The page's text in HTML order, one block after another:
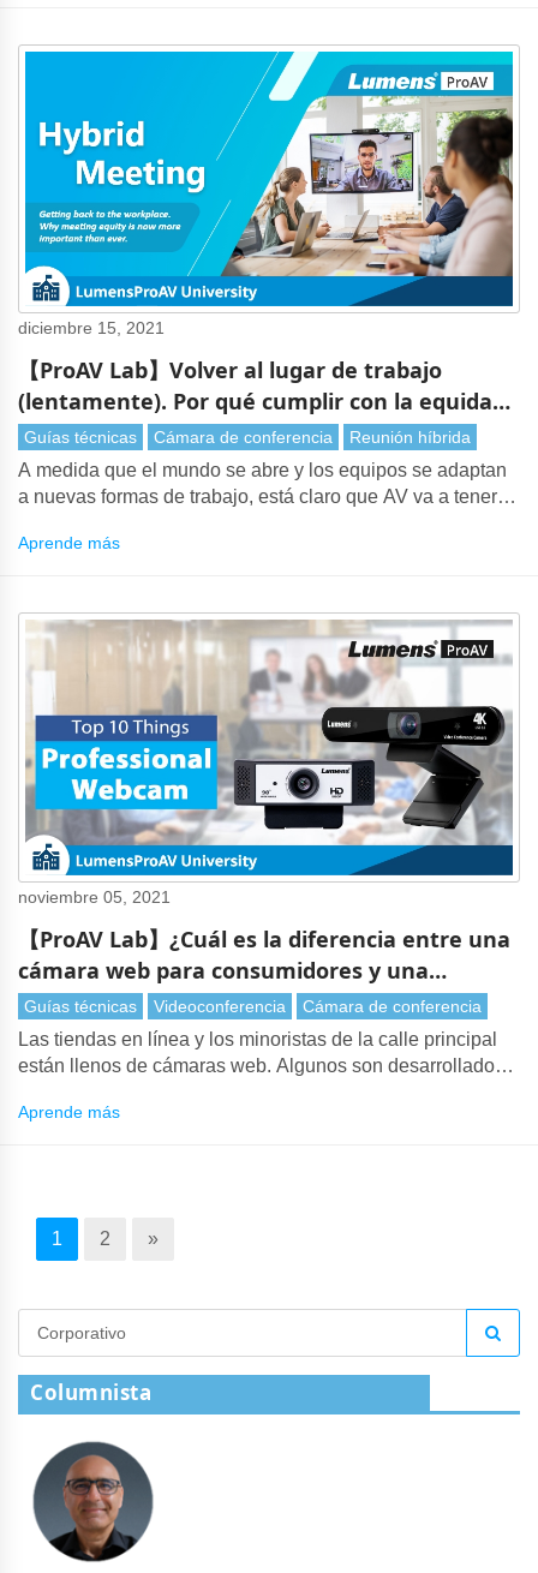
diciembre 15, 2021
【ProAV Lab】Volver al lugar de trabajo
(lentamente). Por qué cumplir con la equidad
es ahora más importante que nunca
Guías técnicas Cámara de conferencia Reunión híbrida
A medida que el mundo se abre y los equipos se adaptan
a nuevas formas de trabajo, está claro que AV va a tener
pandemia, las reuniones generalmente se celebraban en
para asistir en carne propia.
Aprende más
noviembre 05, 2021
【ProAV Lab】¿Cuál es la diferencia entre una
cámara web para consumidores y una
profesional? Las 10 mejores cosas a
considerar.
Guías técnicas Videoconferencia Cámara de conferencia
Las tiendas en línea y los minoristas de la calle principal
están llenos de cámaras web. Algunos son desarrollados
conocidos, pero todos hacen afirmaciones similares por su
Aprende más
1 2 »
Columnista